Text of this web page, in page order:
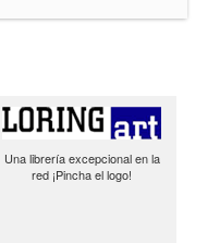
Una librería excepcional en la
red ¡Pincha el logo!